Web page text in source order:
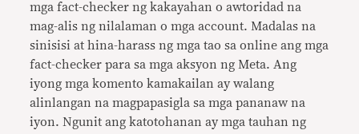
mga fact-checker ng kakayahan o awtoridad na
mag-alis ng nilalaman o mga account. Madalas na
sinisisi at hina-harass ng mga tao sa online ang mga
fact-checker para sa mga aksyon ng Meta. Ang
iyong mga komento kamakailan ay walang
alinlangan na magpapasigla sa mga pananaw na
iyon. Ngunit ang katotohanan ay mga tauhan ng